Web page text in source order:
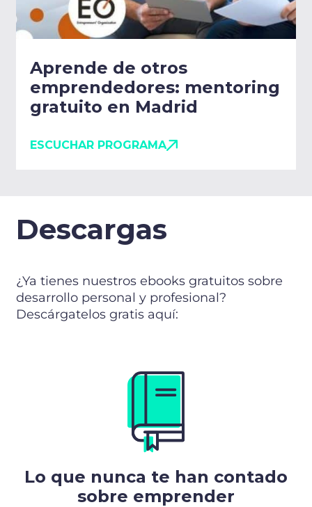
Aprende de otros
emprendedores: mentoring
gratuito en Madrid
ESCUCHAR PROGRAMA
Descargas
¿Ya tienes nuestros ebooks gratuitos sobre
desarrollo personal y profesional?
Descárgatelos gratis aquí:
Lo que nunca te han contado
sobre emprender